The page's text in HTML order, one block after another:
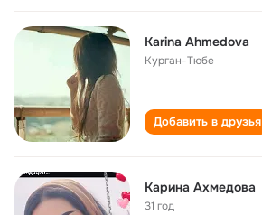
Karina Ahmedova
Курган-Тюбе
Добавить в друзья
Карина Ахмедова
31 год